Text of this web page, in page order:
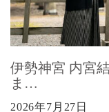
伊勢神宮 内宮
ま…
2026年7月27日